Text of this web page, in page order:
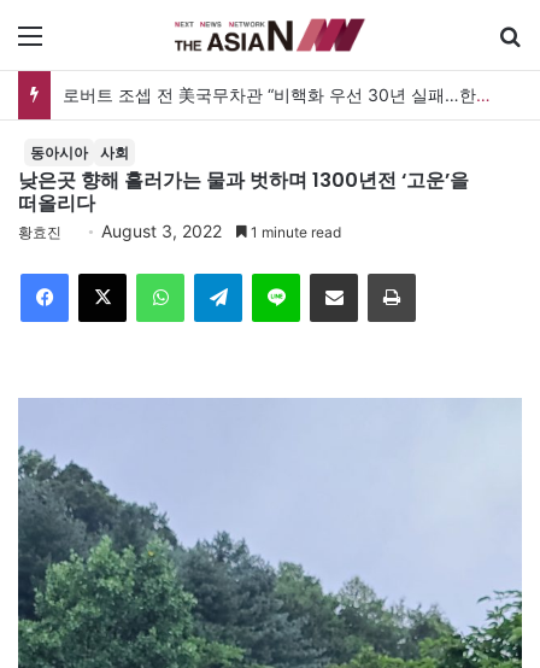
로버트 조셉 전 美국무차관 “비핵화 우선 30년 실패…한미동맹 최종목표 ‘자유통일한국’으로”
동아시아 사회
낮은곳 향해 흘러가는 물과 벗하며 1300년전 ‘고운’을
떠올리다
황효진 August 3, 2022 1 minute read
Telegram 이메일